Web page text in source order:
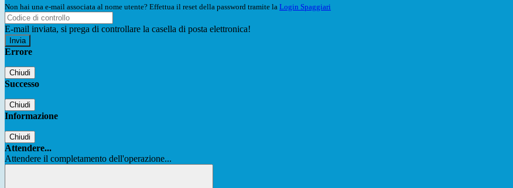
Non hai una e-mail associata al nome utente? Effettua il reset della password tramite la Login Spaggiari
E-mail inviata, si prega di controllare la casella di posta elettronica!
Errore
Chiudi
Successo
Chiudi
Informazione
Chiudi
Attendere...
Attendere il completamento dell'operazione...